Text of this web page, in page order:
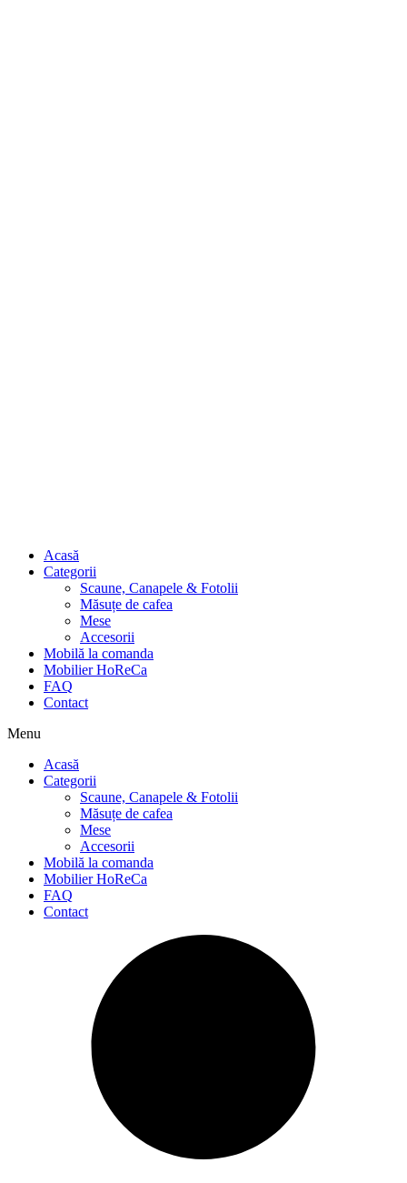
Acasă
Categorii
Scaune, Canapele & Fotolii
Măsuțe de cafea
Mese
Accesorii
Mobilă la comanda
Mobilier HoReCa
FAQ
Contact
Menu
Acasă
Categorii
Scaune, Canapele & Fotolii
Măsuțe de cafea
Mese
Accesorii
Mobilă la comanda
Mobilier HoReCa
FAQ
Contact